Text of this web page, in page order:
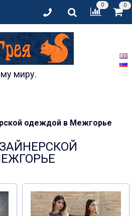
0 0
миру.
одеждой в Межгорье